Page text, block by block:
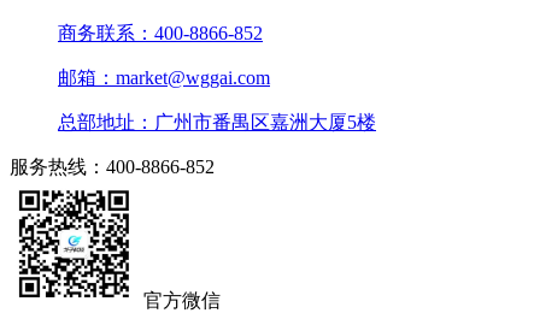
商务联系：400-8866-852
邮箱：market@wggai.com
总部地址：广州市番禺区嘉洲大厦5楼
服务热线：400-8866-852
官方微信